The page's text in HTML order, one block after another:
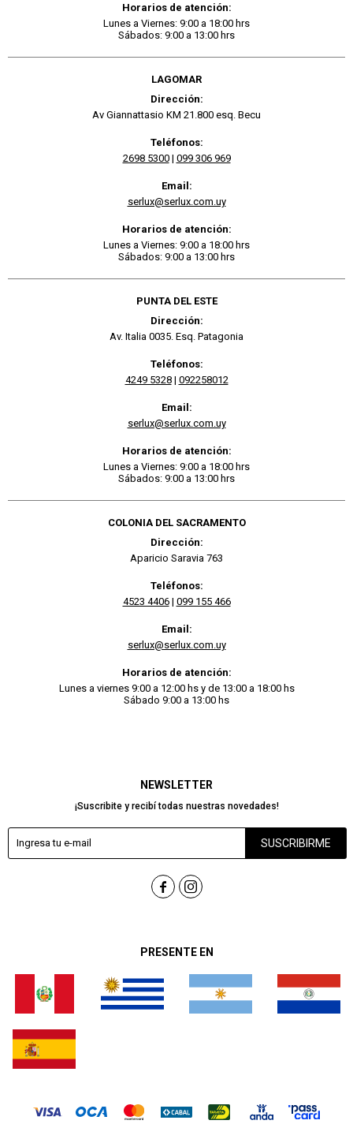
PRESENTE EN
NEWSLETTER
¡Suscribite y recibí todas nuestras novedades!
SUSCRIBIRME
 
Horarios de atención:
Lunes a Viernes: 9:00 a 18:00 hrs
Sábados: 9:00 a 13:00 hrs
LAGOMAR
Dirección:
Av Giannattasio KM 21.800 esq. Becu
Teléfonos:
2698 5300| 099 306 969
Email:
serlux@serlux.com.uy
Horarios de atención:
Lunes a Viernes: 9:00 a 18:00 hrs
Sábados: 9:00 a 13:00 hrs
PUNTA DEL ESTE
Dirección:
Av. Italia 0035. Esq. Patagonia
Teléfonos:
4249 5328| 092258012
Email:
serlux@serlux.com.uy
Horarios de atención:
Lunes a Viernes: 9:00 a 18:00 hrs
Sábados: 9:00 a 13:00 hrs
COLONIA DEL SACRAMENTO
Dirección:
Aparicio Saravia 763
Teléfonos:
4523 4406| 099 155 466
Email:
serlux@serlux.com.uy
Horarios de atención:
Lunes a viernes 9:00 a 12:00 hs y de 13:00 a 18:00 hs
Sábado 9:00 a 13:00 hs